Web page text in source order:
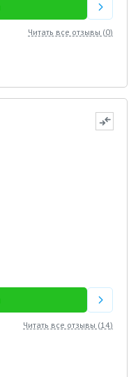
Читать все отзывы (0)
Читать все отзывы (14)